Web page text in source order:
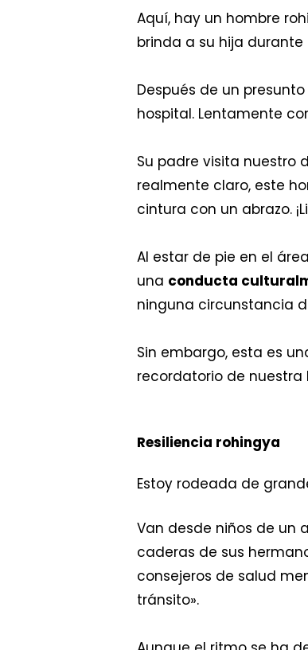
Aquí, hay un hombre
brinda a su hija
Después de un
hospital. Lentamente
Su padre visita nuestro
realmente claro, este
cintura con un abrazo.
Al estar de pie en el
una conducta
ninguna circunstancia
Sin embargo, esta es
recordatorio de nuestra
Resiliencia rohingya
Estoy rodeada de
Van desde niños de un
caderas de sus
consejeros de salud
tránsito».